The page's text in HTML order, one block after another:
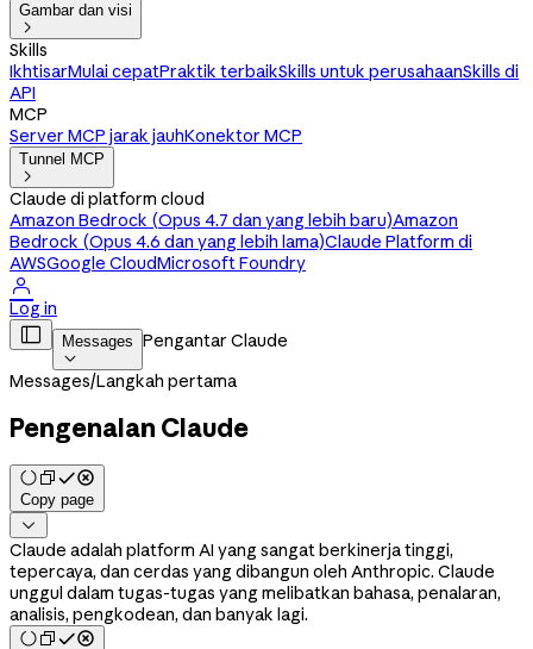
Gambar dan visi

Skills
IkhtisarMulai cepatPraktik terbaikSkills untuk perusahaanSkills di
API
MCP
Server MCP jarak jauhKonektor MCP
Tunnel MCP

Claude di platform cloud
Amazon Bedrock (Opus 4.7 dan yang lebih baru)Amazon
Bedrock (Opus 4.6 dan yang lebih lama)Claude Platform di
AWSGoogle CloudMicrosoft Foundry

Log in
 Messages

Pengantar Claude
Messages/Langkah pertama
Pengenalan Claude
Copy page

Claude adalah platform AI yang sangat berkinerja tinggi,
tepercaya, dan cerdas yang dibangun oleh Anthropic. Claude
unggul dalam tugas-tugas yang melibatkan bahasa, penalaran,
analisis, pengkodean, dan banyak lagi.